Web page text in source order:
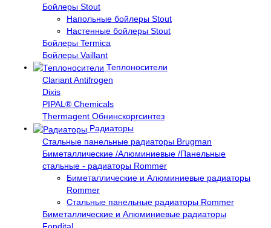
Бойлеры Stout
Напольные бойлеры Stout
Настенные бойлеры Stout
Бойлеры Termica
Бойлеры Vaillant
Теплоносители
Clariant Antifrogen
Dixis
PIPAL® Chemicals
Thermagent Обнинскоргсинтез
Радиаторы
Стальные панельные радиаторы Brugman
Биметаллические /Алюминиевые /Панельные
стальные - радиаторы Rommer
Биметаллические и Алюминиевые радиаторы
Rommer
Стальные панельные радиаторы Rommer
Биметаллические и Алюминиевые радиаторы
Fondital